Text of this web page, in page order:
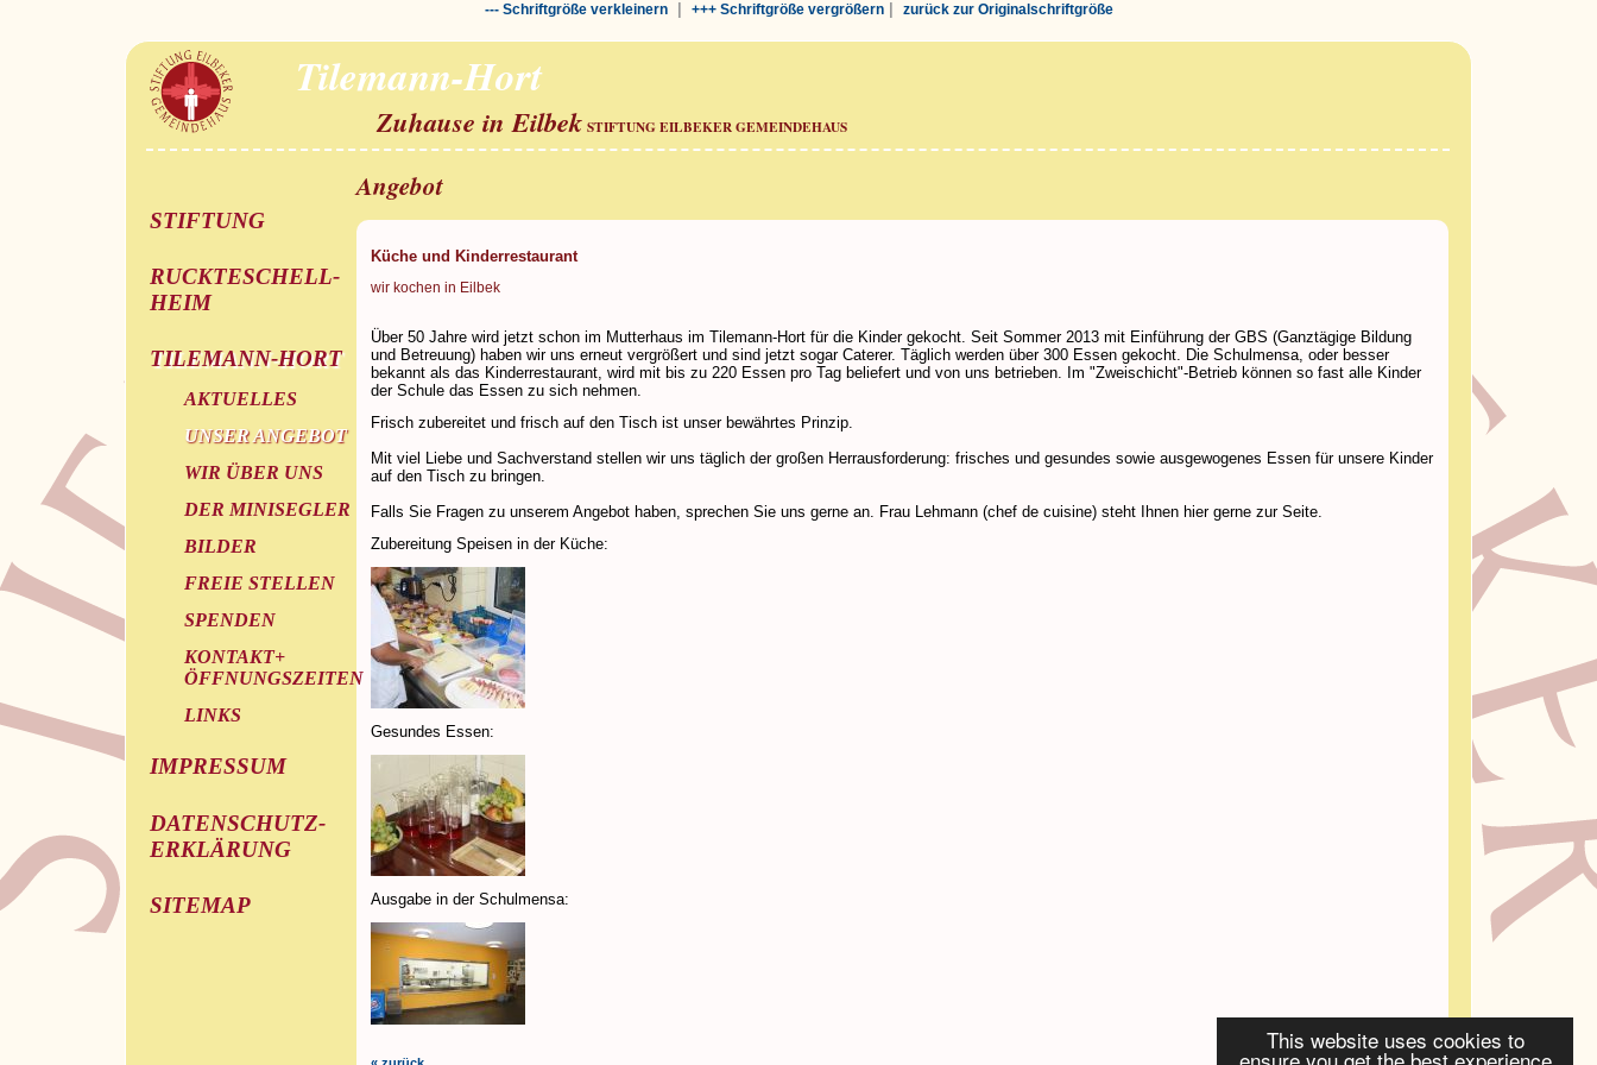
This website uses cookies to
--- Schriftgröße verkleinern| +++ Schriftgröße vergrößern| zurück zur Originalschriftgröße
Tilemann-Hort
Zuhause in Eilbek STIFTUNG EILBEKER GEMEINDEHAUS
STIFTUNG
RUCKTESCHELL-
HEIM
TILEMANN-HORT
AKTUELLES
UNSER ANGEBOT
WIR ÜBER UNS
DER MINISEGLER
BILDER
FREIE STELLEN
SPENDEN
KONTAKT+
ÖFFNUNGSZEITEN
LINKS
IMPRESSUM
DATENSCHUTZ-
ERKLÄRUNG
SITEMAP
Angebot
Küche und Kinderrestaurant
wir kochen in Eilbek
Über 50 Jahre wird jetzt schon im Mutterhaus im Tilemann-Hort für die Kinder gekocht. Seit Sommer 2013 mit Einführung der GBS (Ganztägige Bildung
und Betreuung) haben wir uns erneut vergrößert und sind jetzt sogar Caterer. Täglich werden über 300 Essen gekocht. Die Schulmensa, oder besser
bekannt als das Kinderrestaurant, wird mit bis zu 220 Essen pro Tag beliefert und von uns betrieben. Im "Zweischicht"-Betrieb können so fast alle Kinder
der Schule das Essen zu sich nehmen.
Frisch zubereitet und frisch auf den Tisch ist unser bewährtes Prinzip.
Mit viel Liebe und Sachverstand stellen wir uns täglich der großen Herrausforderung: frisches und gesundes sowie ausgewogenes Essen für unsere Kinder
auf den Tisch zu bringen.
Falls Sie Fragen zu unserem Angebot haben, sprechen Sie uns gerne an. Frau Lehmann (chef de cuisine) steht Ihnen hier gerne zur Seite.
Zubereitung Speisen in der Küche:
Gesundes Essen:
Ausgabe in der Schulmensa: